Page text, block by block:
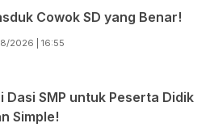
Cowok SD yang Benar!
2026 | 16:55
Dasi SMP untuk Peserta Didik
Simple!